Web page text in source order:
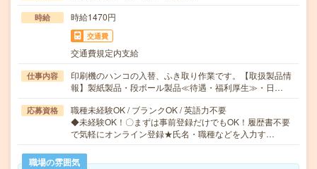
時給 時給1470円
交通費
交通費規定内支給
仕事内容
印刷機のハンコの入替、ふき取り作業です。【取扱製品情
報】製紙製品・段ボール製品≪待遇・福利厚生≫・日…
応募資格
職種未経験OK / ブランクOK / 英語力不要
◆未経験OK！〇まずは事前登録だけでもOK！履歴書不要
で気軽にオンライン登録★氏名・職種などを入力す…
職場の雰囲気